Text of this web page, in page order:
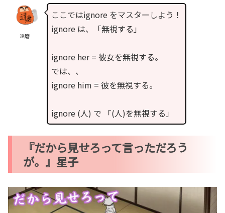
達磨
ここではignore をマスターしよう！
ignore は、「無視する」
ignore her = 彼女を無視する。
では、、
ignore him = 彼を無視する。
ignore (人) で 「(人)を無視する」
『だから見せろって言っただろう
が。』星子